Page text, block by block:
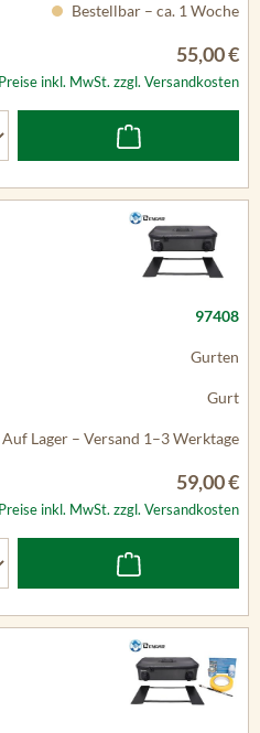
Bestellbar – ca. 1 Woche
55,00 €
Preise inkl. MwSt. zzgl. Versandkosten
97408
Gurten
Gurt
Auf Lager – Versand 1–3 Werktage
59,00 €
Preise inkl. MwSt. zzgl. Versandkosten